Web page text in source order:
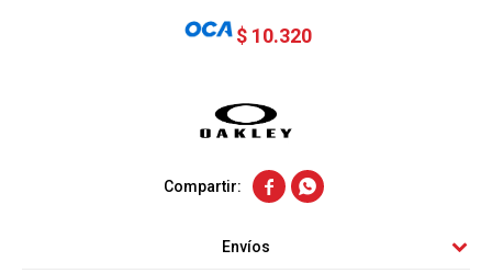
$ 10.320
 
Envíos